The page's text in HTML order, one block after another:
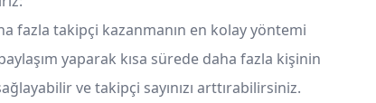
fazla takipçi kazanmanın en kolay yöntemi
yaparak kısa sürede daha fazla kişinin
ve takipçi sayınızı arttırabilirsiniz.